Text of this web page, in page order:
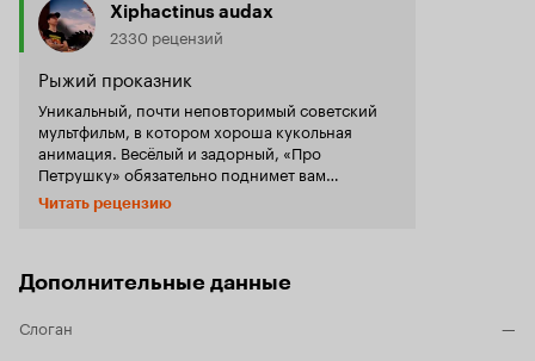
Xiphactinus audax
2330 рецензий
Рыжий проказник
Уникальный, почти неповторимый советский
мультфильм, в котором хороша кукольная
анимация. Весёлый и задорный, «Про
Петрушку» обязательно поднимет вам
настроение. Должен заметить, что кукольная
анимация в советских мультфильмах
недостоверные («Приключения барона
учли все минусы кульной анимации и нашли
Читать рецензию
Дополнительные данные
Слоган —